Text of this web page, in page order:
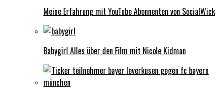
Meine Erfahrung mit YouTube Abonnenten von SocialWick
Babygirl Alles über den Film mit Nicole Kidman